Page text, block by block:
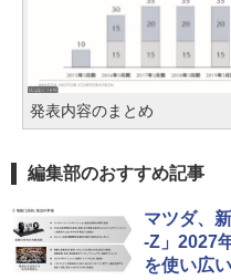
発表内容のまとめ
編集部のおすすめ記事
マツダ、
-Z」2027
を使い広